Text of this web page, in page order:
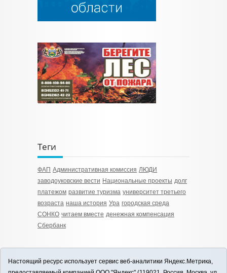
Теги
ФАП Административная комиссия ЛЮДИ
заводоуковские вести Национальные проекты долг
платежом развитие туризма университет третьего
возраста наша история Ура городская среда
СОНКО читаем вместе денежная компенсация
Сбербанк
Настоящий ресурс использует сервис веб-аналитики Яндекс.Метрика,